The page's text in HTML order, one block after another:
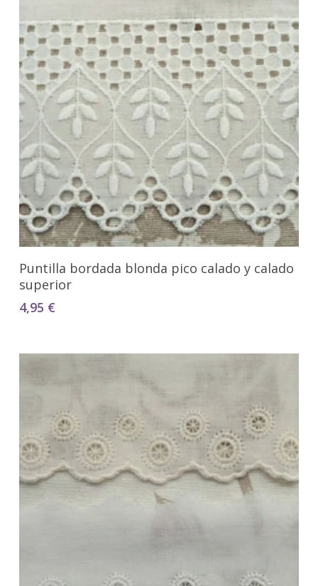
Seleccionar Opciones
Puntilla bordada blonda pico calado y calado
superior
4,95 €